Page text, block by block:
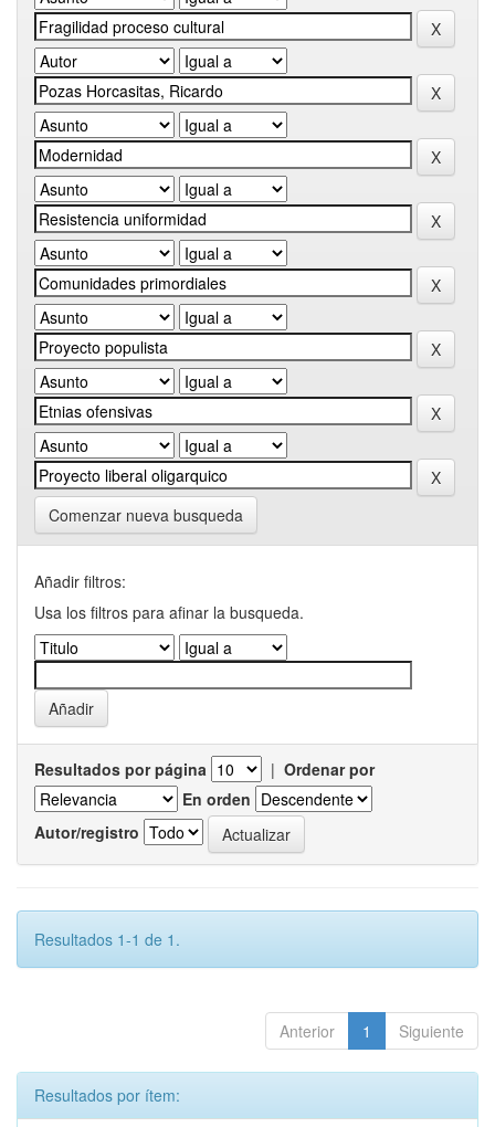
Comenzar nueva busqueda
Añadir filtros:
Usa los filtros para afinar la busqueda.
Resultados por página | Ordenar por
En orden
Autor/registro
Resultados 1-1 de 1.
Anterior 1 Siguiente
Resultados por ítem: